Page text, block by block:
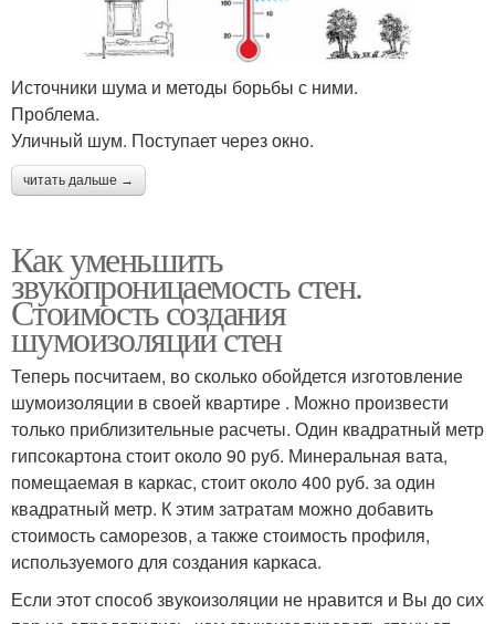
Источники шума и методы борьбы с ними.
Проблема.
Уличный шум. Поступает через окно.
читать дальше →
Как уменьшить
звукопроницаемость стен.
Стоимость создания
шумоизоляции стен
Теперь посчитаем, во сколько обойдется изготовление
шумоизоляции в своей квартире . Можно произвести
только приблизительные расчеты. Один квадратный метр
гипсокартона стоит около 90 руб. Минеральная вата,
помещаемая в каркас, стоит около 400 руб. за один
квадратный метр. К этим затратам можно добавить
стоимость саморезов, а также стоимость профиля,
используемого для создания каркаса.
Если этот способ звукоизоляции не нравится и Вы до сих